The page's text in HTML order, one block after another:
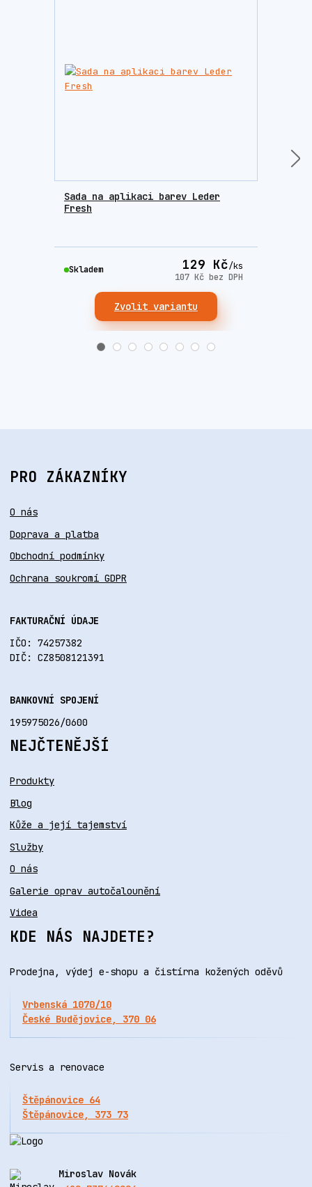
Sada na aplikaci barev Leder
Fresh
129 Kč/ks
107 Kč bez DPH
Skladem
Zvolit variantu
PRO ZÁKAZNÍKY
O nás
Doprava a platba
Obchodní podmínky
Ochrana soukromí GDPR
FAKTURAČNÍ ÚDAJE
IČO: 74257382
DIČ: CZ8508121391
BANKOVNÍ SPOJENÍ
195975026/0600
NEJČTENĚJŠÍ
Produkty
Blog
Kůže a její tajemství
Služby
O nás
Galerie oprav autočalounění
Videa
KDE NÁS NAJDETE?
Prodejna, výdej e-shopu a čistírna kožených oděvů
Vrbenská 1070/10
České Budějovice, 370 06
Servis a renovace
Štěpánovice 64
Štěpánovice, 373 73
Miroslav Novák